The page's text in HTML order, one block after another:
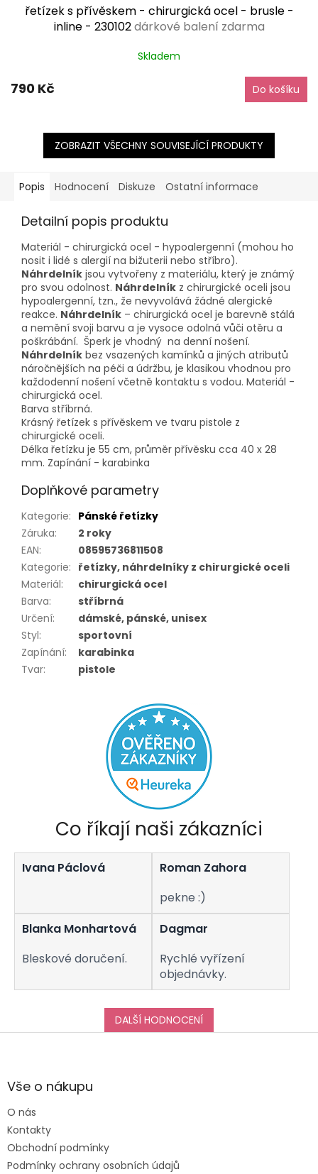
řetízek s přívěskem - chirurgická ocel - brusle -
inline - 230102dárkové balení zdarma
Skladem
790 Kč Do košíku
ZOBRAZIT VŠECHNY SOUVISEJÍCÍ PRODUKTY
Popis Hodnocení Diskuze Ostatní informace
Detailní popis produktu
Materiál - chirurgická ocel - hypoalergenní (mohou ho
nosit i lidé s alergií na bižuterii nebo stříbro).
Náhrdelník jsou vytvořeny z materiálu, který je známý
pro svou odolnost. Náhrdelník z chirurgické oceli jsou
hypoalergenní, tzn., že nevyvolává žádné alergické
reakce. Náhrdelník – chirurgická ocel je barevně stálá
a nemění svoji barvu a je vysoce odolná vůči otěru a
poškrábání. Šperk je vhodný na denní nošení.
Náhrdelník bez vsazených kamínků a jiných atributů
náročnějších na péči a údržbu, je klasikou vhodnou pro
každodenní nošení včetně kontaktu s vodou. Materiál -
chirurgická ocel.
Barva stříbrná.
Krásný řetízek s přívěskem ve tvaru pistole z
chirurgické oceli.
Délka řetízku je 55 cm, průměr přívěsku cca 40 x 28
mm. Zapínání - karabinka
Doplňkové parametry
Kategorie: Pánské řetízky
Záruka:
2 roky
EAN:
08595736811508
Kategorie: řetízky, náhrdelníky z chirurgické oceli
Materiál:
chirurgická ocel
Barva:
stříbrná
Určení:
dámské, pánské, unisex
Styl:
sportovní
Zapínání:
karabinka
Tvar: pistole
Co říkají naši zákazníci
Ivana Páclová
Roman Zahora
pekne :)
Blanka Monhartová
Bleskové doručení.
Dagmar
Rychlé vyřízení
objednávky.
DALŠÍ HODNOCENÍ
Z
aVše o nákupu
O nás
Kontakty
Obchodní podmínky
Podmínky ochrany osobních údajů